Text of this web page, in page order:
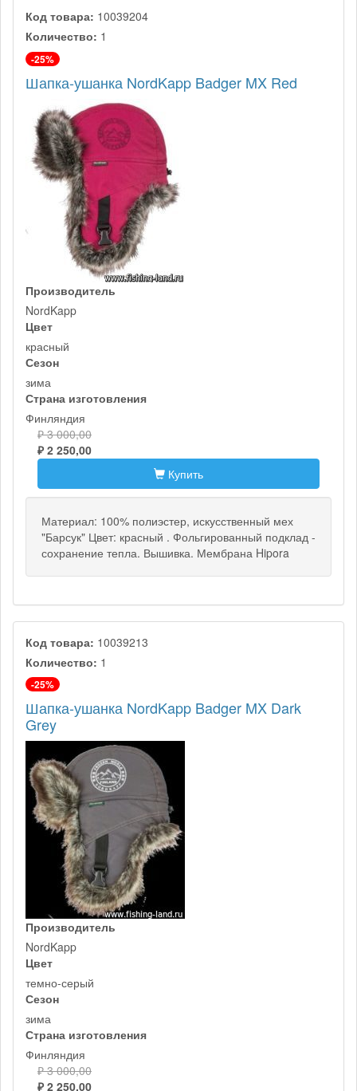
Код товара: 10039204
Количество: 1
-25%
Шапка-ушанка NordKapp Badger MX Red
Производитель
NordKapp
Цвет
красный
Сезон
зима
Страна изготовления
Финляндия
₽ 3 000,00
₽ 2 250,00
Купить
Материал: 100% полиэстер, искусственный мех
"Барсук" Цвет: красный . Фольгированный подклад -
сохранение тепла. Вышивка. Мембрана Hipora
Код товара: 10039213
Количество: 1
-25%
Шапка-ушанка NordKapp Badger MX Dark
Grey
Производитель
NordKapp
Цвет
темно-серый
Сезон
зима
Страна изготовления
Финляндия
₽ 3 000,00
₽ 2 250,00